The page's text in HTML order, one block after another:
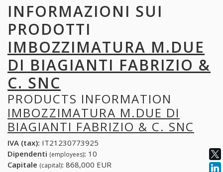
INFORMAZIONI SUI
PRODOTTI
IMBOZZIMATURA M.DUE
DI BIAGIANTI FABRIZIO &
C. SNC
PRODUCTS INFORMATION
IMBOZZIMATURA M.DUE DI
BIAGIANTI FABRIZIO & C. SNC
IVA (tax): IT21230773925
Dipendenti (employees): 10
Capitale (capital): 868,000 EUR